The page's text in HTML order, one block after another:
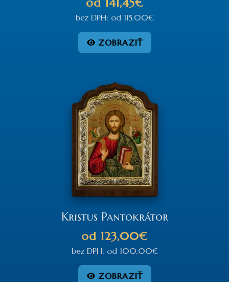
bez DPH: od 115,00€
ZOBRAZIŤ
Kristus Pantokrátor
od 123,00€
bez DPH: od 100,00€
ZOBRAZIŤ